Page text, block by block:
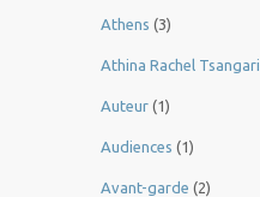
Athens (3)
Athina Rachel Tsangari
Auteur (1)
Audiences (1)
Avant-garde (2)